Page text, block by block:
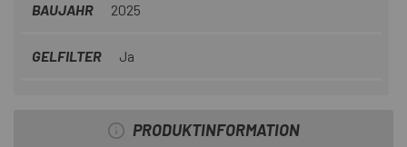
BAUJAHR 2025
GELFILTER Ja
PRODUKTINFORMATION